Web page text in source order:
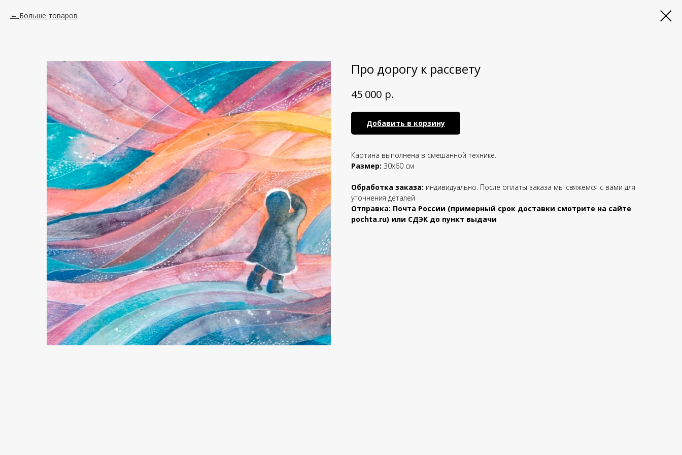
Больше товаров
Про дорогу к рассвету
45 000 р.
Добавить в корзину
Картина выполнена в смешанной технике.
Размер: 30х60 см
Обработка заказа: индивидуально. После оплаты заказа мы свяжемся с вами для
уточнения деталей
Отправка: Почта России (примерный срок доставки смотрите на сайте
pochta.ru) или СДЭК до пункт выдачи